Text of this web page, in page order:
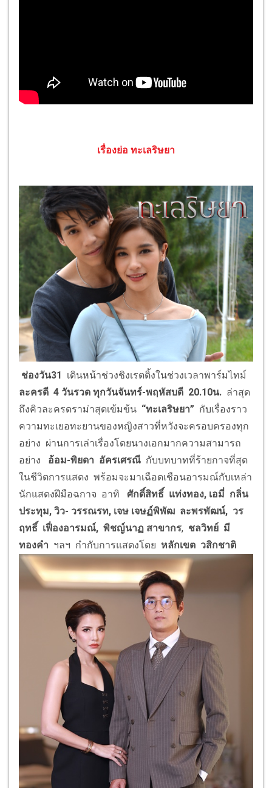
เรื่องย่อ ทะเลริษยา
ช่องวัน31 เดินหน้าช่วงชิงเรตติ้งในช่วงเวลาพาร์มไทม์
ละครดี 4 วันรวด ทุกวันจันทร์-พฤหัสบดี 20.10น. ล่าสุด
ถึงคิวละครดราม่าสุดเข้มข้น “ทะเลริษยา” กับเรื่องราว
ความทะเยอทะยานของหญิงสาวที่หวังจะครอบครองทุก
อย่าง ผ่านการเล่าเรื่องโดยนางเอกมากความสามารถ
อย่าง อ้อม-พิยดา อัครเศรณี กับบทบาทที่ร้ายกาจที่สุด
ในชีวิตการแสดง พร้อมจะมาเฉือดเชือนอารมณ์กับเหล่า
นักแสดงฝีมือฉกาจ อาทิ ศักดิ์สิทธิ์ แท่งทอง, เอมี่ กลิ่น
ประทุม, วิว- วรรณรท, เจษ เจษฏ์พิพัฒ ละพรพัฒน์, วร
ฤทธิ์ เฟื่องอารมณ์, พิชญ์นาฏ สาขากร, ชลวิทย์ มี
ทองคำ ฯลฯ กำกับการแสดงโดย หลักเขต วสิกชาติ